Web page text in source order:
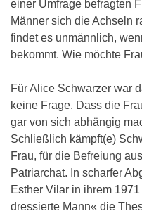
einer Umfrage befragten
Männer sich die Achseln
findet es unmännlich,
bekommt. Wie möchte
Für Alice Schwarzer war
keine Frage. Dass die
gar von sich abhängig
Schließlich kämpft(e)
Frau, für die Befreiung
Patriarchat. In scharfer
Esther Vilar in ihrem
dressierte Mann« die